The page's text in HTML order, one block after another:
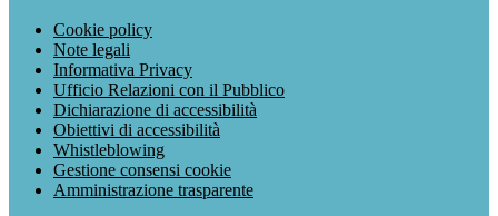
Cookie policy
Note legali
Informativa Privacy
Ufficio Relazioni con il Pubblico
Dichiarazione di accessibilità
Obiettivi di accessibilità
Whistleblowing
Gestione consensi cookie
Amministrazione trasparente